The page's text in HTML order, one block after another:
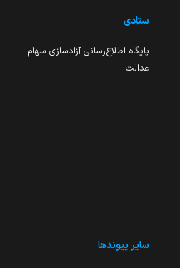
ستادی
پایگاه اطلاع‌رسانی آزادسازی سهام
عدالت
سایر پیوندها